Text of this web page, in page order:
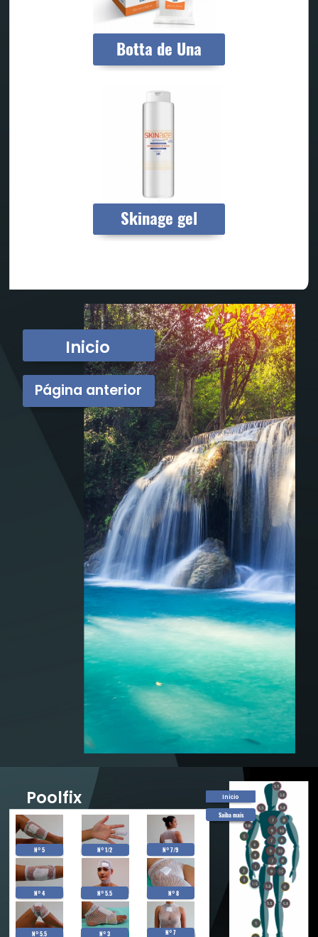
Botta de Una
Skinage gel
Inicio
Página anterior
N° 5
N° 4
N° 5.5
N° 1/2
N° 5.5
N° 3
N° 7/9
N° 8
N° 7
Poolfix Inicio
Saiba mais